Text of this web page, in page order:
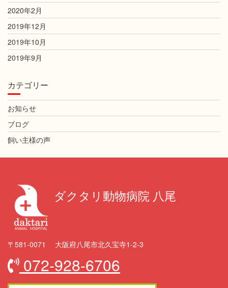
2020年2月
2019年12月
2019年10月
2019年9月
カテゴリー
お知らせ
ブログ
飼い主様の声
ダクタリ動物病院 八尾
〒581-0071 大阪府八尾市北久宝寺1-2-3
072-928-6706